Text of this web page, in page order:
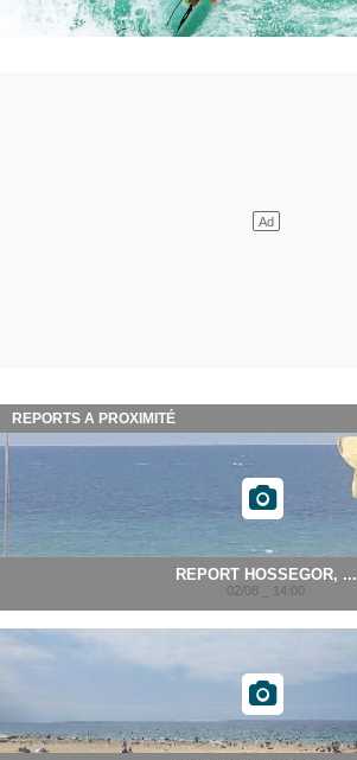
REPORTS A PROXIMITÉ
REPORT HOSSEGOR, ...
02/08 _ 14:00